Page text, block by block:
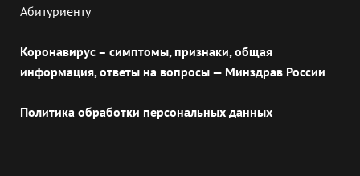
Абитуриенту
Коронавирус – симптомы, признаки, общая
информация, ответы на вопросы — Минздрав России
Политика обработки персональных данных